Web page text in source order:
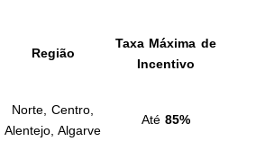
Região
Taxa Máxima de
Incentivo
Norte, Centro,
Alentejo, Algarve
Até85%